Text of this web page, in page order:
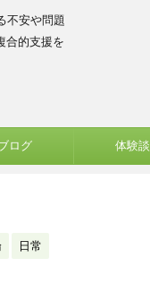
不安や問題
合的支援を
ログ 体験談
日常